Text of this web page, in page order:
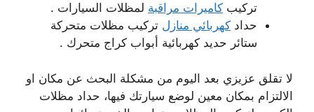
تركيب كاميرات مراقبة لمظلات السيارات .
حداد كهربائي منازل تركيب مظلات متحركة
ستائر حديد كهربائية أبواب كراج متحرك .
لا تقلق عزيزي بعد اليوم من مشكلة البحث عن مكان او
الالتزام بمكان معين لوضع سيارتك فيها، حداد مظلات